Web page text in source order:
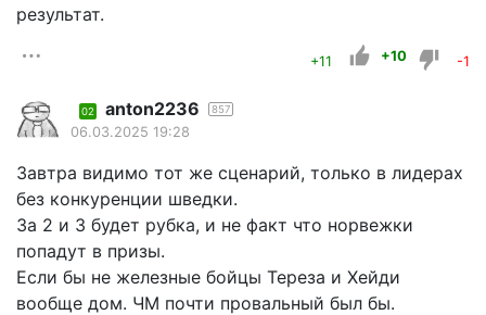
результат.
+11 +10 -1
02 anton2236 857
06.03.2025 19:28
Завтра видимо тот же сценарий, только в лидерах
без конкуренции шведки.
За 2 и 3 будет рубка, и не факт что норвежки
попадут в призы.
Если бы не железные бойцы Тереза и Хейди
вообще дом. ЧМ почти провальный был бы.